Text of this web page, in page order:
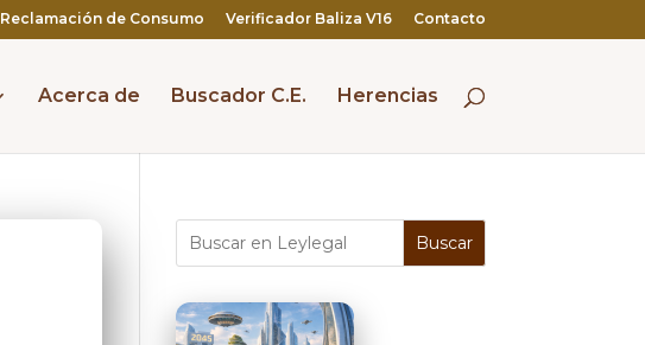
Reclamación de Consumo Verificador Baliza V16 Contacto
Acerca de Buscador C.E. Herencias
Buscar